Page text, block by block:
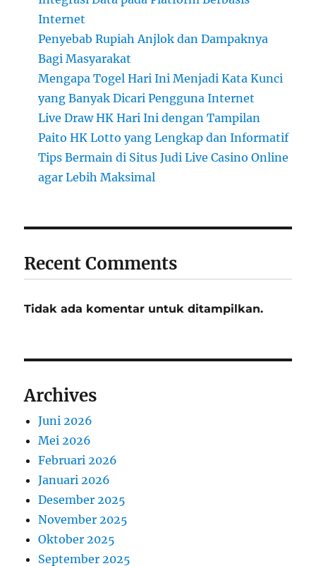
Internet
Penyebab Rupiah Anjlok dan Dampaknya
Bagi Masyarakat
Mengapa Togel Hari Ini Menjadi Kata Kunci
yang Banyak Dicari Pengguna Internet
Live Draw HK Hari Ini dengan Tampilan
Paito HK Lotto yang Lengkap dan Informatif
Tips Bermain di Situs Judi Live Casino Online
agar Lebih Maksimal
Recent Comments
Tidak ada komentar untuk ditampilkan.
Archives
Juni 2026
Mei 2026
Februari 2026
Januari 2026
Desember 2025
November 2025
Oktober 2025
September 2025